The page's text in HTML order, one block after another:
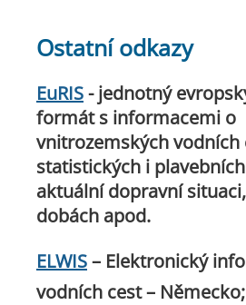
Ostatní odkazy
EuRIS- jednotný
formát s informacemi o
vnitrozemských vodních
statistických i
aktuální dopravní
dobách apod.
ELWIS– Elektronický
vodních cest – Německo;